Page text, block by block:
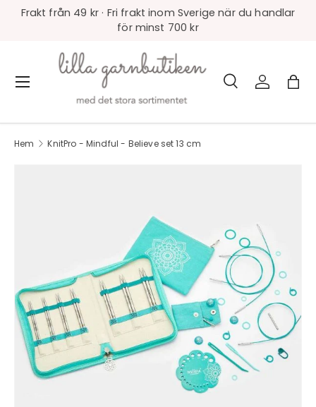
Frakt från 49 kr · Fri frakt inom Sverige när du handlar
för minst 700 kr
Sök
Produkttyp
Sök Logga in
Meny
Hem KnitPro - Mindful - Believe set 13 cm